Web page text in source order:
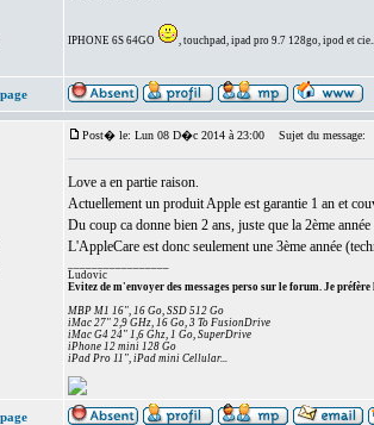
IPHONE 6S 64GO , touchpad, ipad pro 9.7 128go, ipod et
Post� le: Lun 08 D�c 2014 à 23:00 Sujet du message:
Love a en partie raison.
Actuellement un produit Apple est garantie 1 an et
Du coup ca donne bien 2 ans, juste que la 2ème
L'AppleCare est donc seulement une 3ème année
Ludovic
Evitez de m'envoyer des messages perso sur le forum. Je préfère
MBP M1 16", 16 Go, SSD 512 Go
iMac 27" 2,9 GHz, 16 Go, 3 To FusionDrive
iMac G4 24" 1,6 Ghz, 1 Go, SuperDrive
iPhone 12 mini 128 Go
iPad Pro 11", iPad mini Cellular...